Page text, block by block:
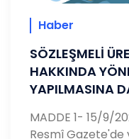
Haber
SÖZLEŞMELİ
HAKKINDA
YAPILMASINA
MADDE 1- 15/9/
Resmî Gazete'de